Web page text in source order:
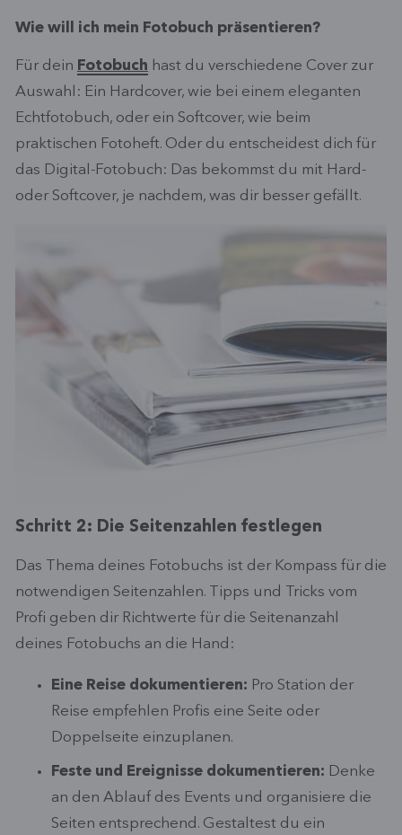
Wie will ich mein Fotobuch präsentieren?
Für dein Fotobuch hast du verschiedene Cover zur
Auswahl: Ein Hardcover, wie bei einem eleganten
Echtfotobuch, oder ein Softcover, wie beim
praktischen Fotoheft. Oder du entscheidest dich für
das Digital-Fotobuch: Das bekommst du mit Hard-
oder Softcover, je nachdem, was dir besser gefällt.
Schritt 2: Die Seitenzahlen festlegen
Das Thema deines Fotobuchs ist der Kompass für die
notwendigen Seitenzahlen. Tipps und Tricks vom
Profi geben dir Richtwerte für die Seitenanzahl
deines Fotobuchs an die Hand:
Eine Reise dokumentieren: Pro Station der
Reise empfehlen Profis eine Seite oder
Doppelseite einzuplanen.
Feste und Ereignisse dokumentieren: Denke
an den Ablauf des Events und organisiere die
Seiten entsprechend. Gestaltest du ein